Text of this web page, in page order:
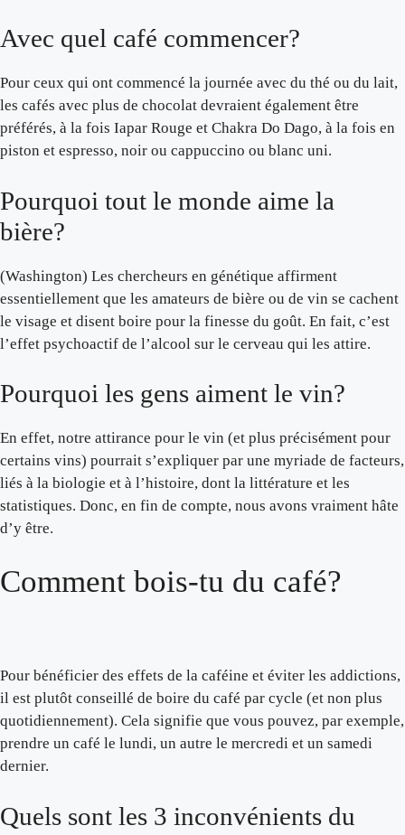
Avec quel café commencer?
Pour ceux qui ont commencé la journée avec du thé ou du lait,
les cafés avec plus de chocolat devraient également être
préférés, à la fois Iapar Rouge et Chakra Do Dago, à la fois en
piston et espresso, noir ou cappuccino ou blanc uni.
Pourquoi tout le monde aime la
bière?
(Washington) Les chercheurs en génétique affirment
essentiellement que les amateurs de bière ou de vin se cachent
le visage et disent boire pour la finesse du goût. En fait, c’est
l’effet psychoactif de l’alcool sur le cerveau qui les attire.
Pourquoi les gens aiment le vin?
En effet, notre attirance pour le vin (et plus précisément pour
certains vins) pourrait s’expliquer par une myriade de facteurs,
liés à la biologie et à l’histoire, dont la littérature et les
statistiques. Donc, en fin de compte, nous avons vraiment hâte
d’y être.
Comment bois-tu du café?
Pour bénéficier des effets de la caféine et éviter les addictions,
il est plutôt conseillé de boire du café par cycle (et non plus
quotidiennement). Cela signifie que vous pouvez, par exemple,
prendre un café le lundi, un autre le mercredi et un samedi
dernier.
Quels sont les 3 inconvénients du